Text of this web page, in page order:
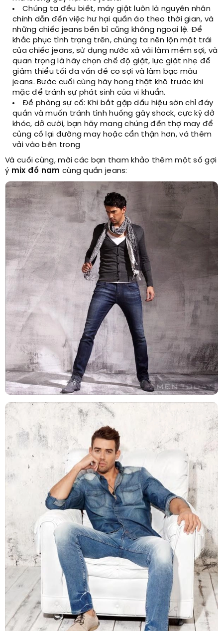
Chúng ta đều biết, máy giặt luôn là nguyên nhân
chính dẫn đến việc hư hại quần áo theo thời gian, và
những chiếc jeans bền bỉ cũng không ngoại lệ. Để
khắc phục tình trạng trên, chúng ta nên lộn mặt trái
của chiếc jeans, sử dụng nước xả vải làm mềm sợi, và
quan trọng là hãy chọn chế độ giặt, lực giặt nhẹ để
giảm thiểu tối đa vấn đề co sợi và làm bạc màu
jeans. Bước cuối cùng hãy hong thật khô trước khi
mặc để tránh sự phát sinh của vi khuẩn.
Đề phòng sự cố: Khi bắt gặp dấu hiệu sờn chỉ đáy
quần và muốn tránh tình huống gây shock, cực kỳ dở
khóc, dở cười, bạn hãy mang chúng đến thợ may để
củng cố lại đường may hoặc cẩn thận hơn, vá thêm
vải vào bên trong
Và cuối cùng, mời các bạn tham khảo thêm một số gợi
ý mix đồ nam cùng quần jeans: